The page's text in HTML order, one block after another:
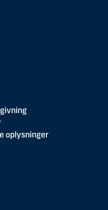
oplysninger